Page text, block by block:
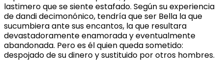
lastimero que se siente estafado. Según su experiencia
de dandi decimonónico, tendría que ser Bella la que
sucumbiera ante sus encantos, la que resultara
devastadoramente enamorada y eventualmente
abandonada. Pero es él quien queda sometido:
despojado de su dinero y sustituido por otros hombres.